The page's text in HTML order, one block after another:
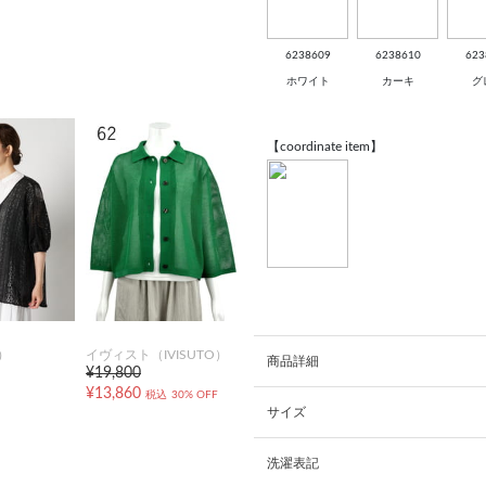
イヴィスト（IVISUTO）
¥19,800
¥13,860 税込 30% OFF
6238609
ホワイト
6238610
カーキ グ
【coordinate item】
商品詳細
サイズ
洗濯表記